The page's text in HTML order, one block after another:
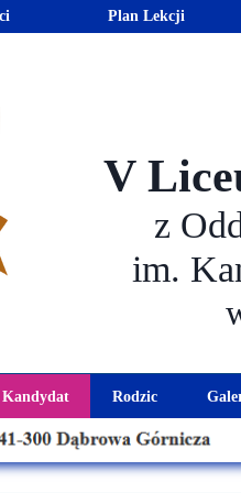
Rodzic
Harmonogram
szkolnego
Kandydat
Aktualności dla
V
z
im.
Plan Lekcji